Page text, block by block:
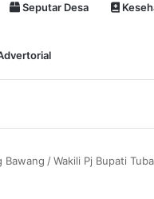
Seputar Desa
Bawang /Wakili Pj Bupati